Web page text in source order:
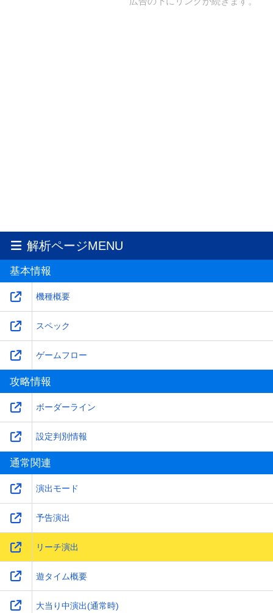
解析ページMENU
基本情報
機種概要
スペック
ゲームフロー
攻略情報
ボーダーライン
設定判別情報
通常関連
演出モード
予告演出
リーチ演出
遊タイム概要
大当り中演出(通常時)